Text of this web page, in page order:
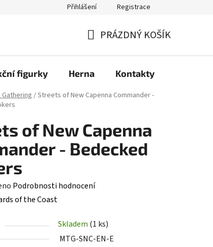
Přihlášení Registrace
KOŠÍK
PRÁZDNÝ KOŠÍK
figurky Herna Kontakty
Gathering/Streets of New Capenna Commander -
of New Capenna
- Bedecked
Podrobnosti hodnocení
of the Coast
Skladem (1 ks)
MTG-SNC-EN-E